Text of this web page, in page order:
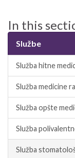
In this
Službe
Služba hitne
Služba medicine
Služba opšte
Služba
Služba